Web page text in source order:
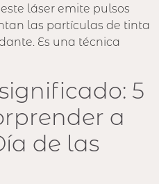
láser emite pulsos
las partículas de tinta
Es una técnica
5
a
de las